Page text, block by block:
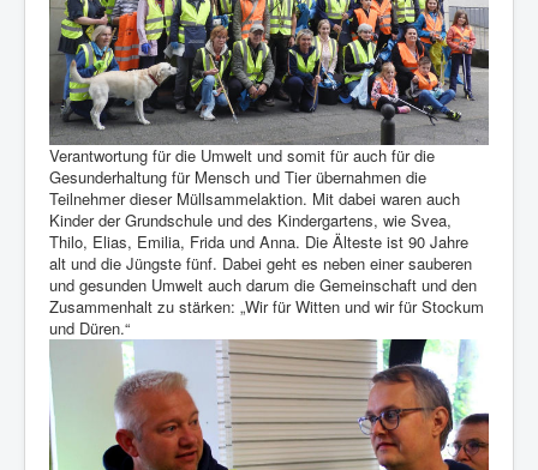
Verantwortung für die Umwelt und somit für auch für die
Gesunderhaltung für Mensch und Tier übernahmen die
Teilnehmer dieser Müllsammelaktion. Mit dabei waren auch
Kinder der Grundschule und des Kindergartens, wie Svea,
Thilo, Elias, Emilia, Frida und Anna. Die Älteste ist 90 Jahre
alt und die Jüngste fünf. Dabei geht es neben einer sauberen
und gesunden Umwelt auch darum die Gemeinschaft und den
Zusammenhalt zu stärken: „Wir für Witten und wir für Stockum
und Düren.“